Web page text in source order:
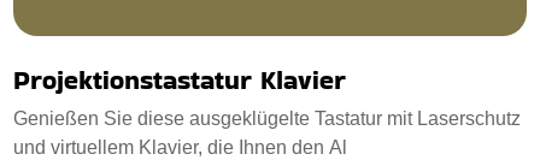
Projektionstastatur Klavier
Genießen Sie diese ausgeklügelte Tastatur mit Laserschutz
und virtuellem Klavier, die Ihnen den Al